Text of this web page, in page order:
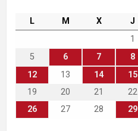
L M X J
1
5
6 7 8
12
13 14 15
19
20 21 22
26
27 28 29